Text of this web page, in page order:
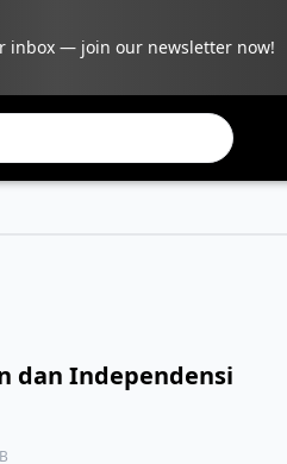
inbox — join our newsletter now!
dan Independensi